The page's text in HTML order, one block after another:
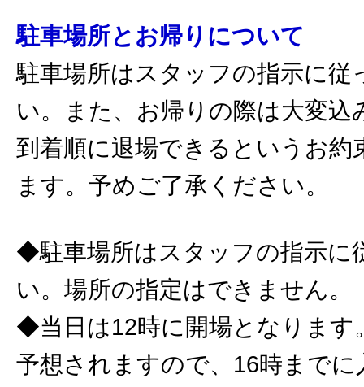
駐車場所とお帰りについて
駐車場所はスタッフの指示に従
い。また、お帰りの際は大変込
到着順に退場できるというお約
ます。予めご了承ください。
◆駐車場所はスタッフの指示に
い。場所の指定はできません。
◆当日は12時に開場となります
予想されますので、16時までに